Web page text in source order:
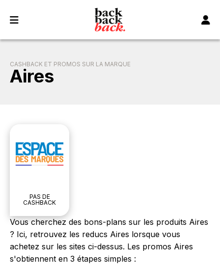
CASHBACK ET PROMOS SUR LA MARQUE
Aires
PAS DE
CASHBACK
Vous cherchez des bons-plans sur les produits Aires
? Ici, retrouvez les reducs Aires lorsque vous
achetez sur les sites ci-dessus. Les promos Aires
s'obtiennent en 3 étapes simples :